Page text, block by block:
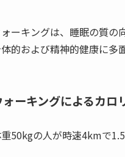
ーキングは、睡眠の質の
的および精神的健康に多
ォーキングによるカロ
50kgの人が時速4kmで